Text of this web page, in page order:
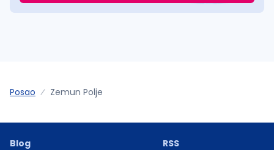
Posao Zemun Polje
Blog
RSS